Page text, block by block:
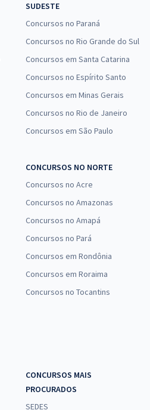
SUDESTE
Concursos no Paraná
Concursos no Rio Grande do Sul
Concursos em Santa Catarina
Concursos no Espírito Santo
Concursos em Minas Gerais
Concursos no Rio de Janeiro
Concursos em São Paulo
CONCURSOS NO NORTE
Concursos no Acre
Concursos no Amazonas
Concursos no Amapá
Concursos no Pará
Concursos em Rondônia
Concursos em Roraima
Concursos no Tocantins
CONCURSOS MAIS
PROCURADOS
SEDES